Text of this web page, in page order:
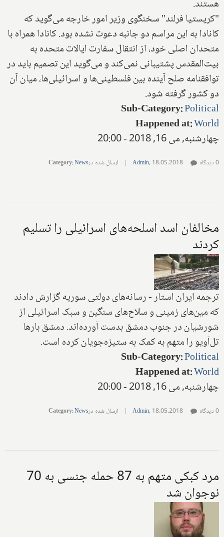
هستند.
"کریستیا فرلند" سخنگوی وزیر امور خارجه می‌گوید که
کانادا به این مراسم دو جانبه دعوت نشده بود.کانادا همراه با
متحدان اصلی خود، از انتقال سفارت ایالات متحده به
بیت‌المقدس پشتیبانی نمی‌کند و می‌گوید این تصمیم باید در
توافقنامه صلح آینده بین فلسطینی‌ها و اسرائیلی‌ها، میان آن
دو کشور گرفته شود.
Sub-Category:Political
Happened at:World
چهارشنبه, می 16, 2018 - 20:00
Admin, 18.05.2018
| ارسال شده در Category:News 0 دیدگاه
مخالفان اسد اسلحه‌های اسرائیلی را تسلیم
کردند
ترجمه ایران استار - رسانه‌های دولتی سوریه گزارش دادند
که مین‌های زمینی و سلاح‌های سنگین و سبک‌ اسرائیلی از
شورشیان در جنوب دمشق بدست آورده‌اند. دمشق بارها
تل‌آویو را متهم به کمک به ستیزه‌جویان کرده است.
Sub-Category:Political
Happened at:World
چهارشنبه, می 16, 2018 - 20:00
Admin, 18.05.2018
| ارسال شده در Category:News 0 دیدگاه
مرد کبکی متهم به 87 حمله جنسی به 70
نوجوان شد